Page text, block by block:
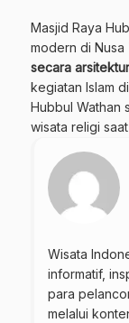
Masjid Raya
modern di Nusa
secara arsitektur
kegiatan Islam
Hubbul Wathan
wisata religi
Wisata
informatif,
para
melalui